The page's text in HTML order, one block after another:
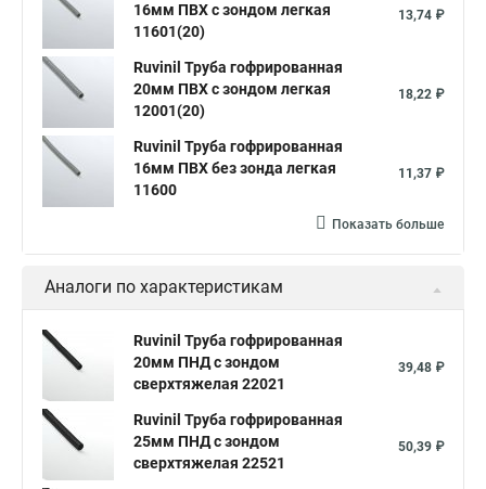
16мм ПВХ с зондом легкая
11601(20)
13,74 ₽
Ruvinil Труба гофрированная
20мм ПВХ с зондом легкая
12001(20)
18,22 ₽
Ruvinil Труба гофрированная
16мм ПВХ без зонда легкая
11600
11,37 ₽
Показать больше
Аналоги по характеристикам
Ruvinil Труба гофрированная
20мм ПНД с зондом
сверхтяжелая 22021
39,48 ₽
Ruvinil Труба гофрированная
25мм ПНД с зондом
сверхтяжелая 22521
50,39 ₽